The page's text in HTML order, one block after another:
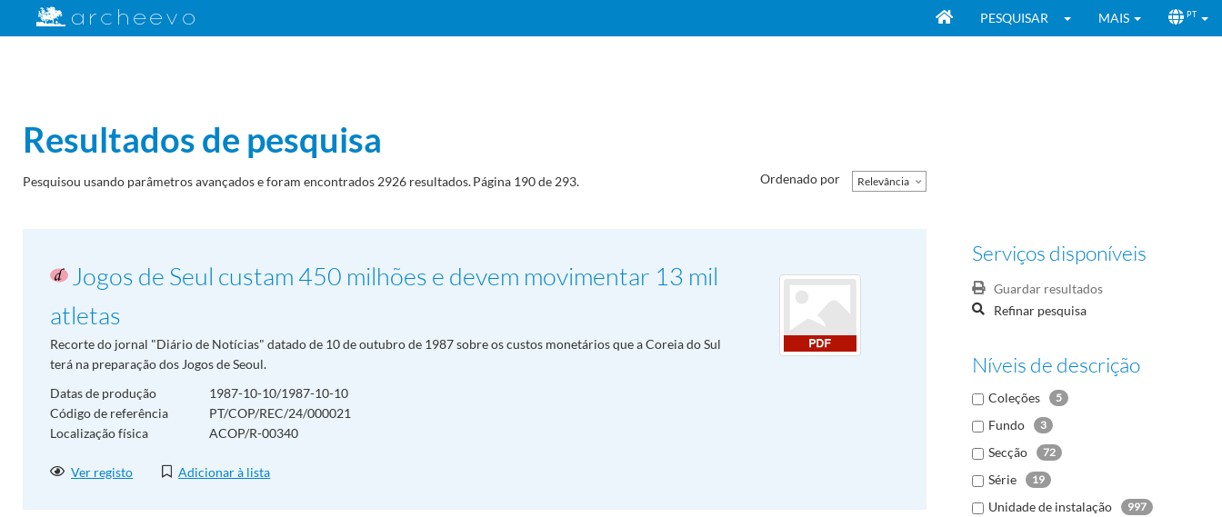
PESQUISAR MAIS PT
Resultados de pesquisa
Serviços disponíveis
Guardar resultados
Refinar pesquisa
Níveis de descrição
Coleções 5
Fundo 3
Secção 72
Série 19
Unidade de instalação 997
Pesquisou usando parâmetros avançados e foram encontrados 2926 resultados.Página 190 de 293. Ordenado por Relevância
Jogos de Seul custam 450 milhões e devem movimentar 13 mil
atletas
Recorte do jornal "Diário de Notícias" datado de 10 de outubro de 1987 sobre os custos monetários que a Coreia do Sul
terá na preparação dos Jogos de Seoul.
Datas de produção
1987-10-10/1987-10-10
Código de referência
PT/COP/REC/24/000021
Localização física
ACOP/R-00340
Ver registo Adicionar à lista